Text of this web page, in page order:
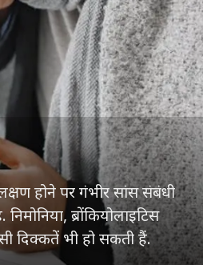
होने पर गंभीर सांस संबंधी
ब्रोंकियोलाइटिस
दिक्कतें भी हो सकती हैं.